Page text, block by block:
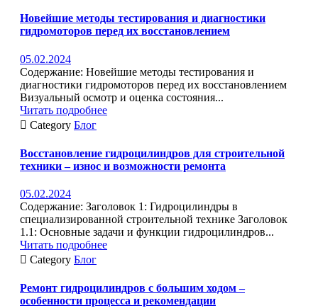
Новейшие методы тестирования и диагностики
гидромоторов перед их восстановлением
05.02.2024
Содержание: Новейшие методы тестирования и
диагностики гидромоторов перед их восстановлением
Визуальный осмотр и оценка состояния...
Читать подробнее
 Category Блог
Восстановление гидроцилиндров для строительной
техники – износ и возможности ремонта
05.02.2024
Содержание: Заголовок 1: Гидроцилиндры в
специализированной строительной технике Заголовок
1.1: Основные задачи и функции гидроцилиндров...
Читать подробнее
 Category Блог
Ремонт гидроцилиндров с большим ходом –
особенности процесса и рекомендации